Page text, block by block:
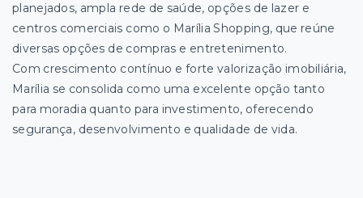
planejados, ampla rede de saúde, opções de lazer e
centros comerciais como o Marília Shopping, que reúne
diversas opções de compras e entretenimento.
Com crescimento contínuo e forte valorização imobiliária,
Marília se consolida como uma excelente opção tanto
para moradia quanto para investimento, oferecendo
segurança, desenvolvimento e qualidade de vida.